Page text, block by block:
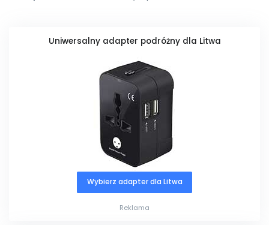
Uniwersalny adapter podróżny dla Litwa
Wybierz adapter dla Litwa
Reklama